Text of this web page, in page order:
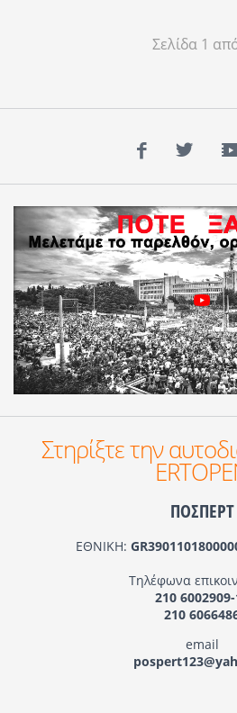
Σελίδα 1
Facebook
Στηρίξτε την
ΠΟΣΠΕΡΤ
ΕΘΝΙΚΗ:
Τηλέφωνα
210
210
email